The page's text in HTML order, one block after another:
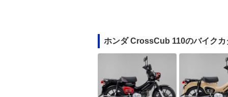
ホンダ CrossCub 110のバイクカ